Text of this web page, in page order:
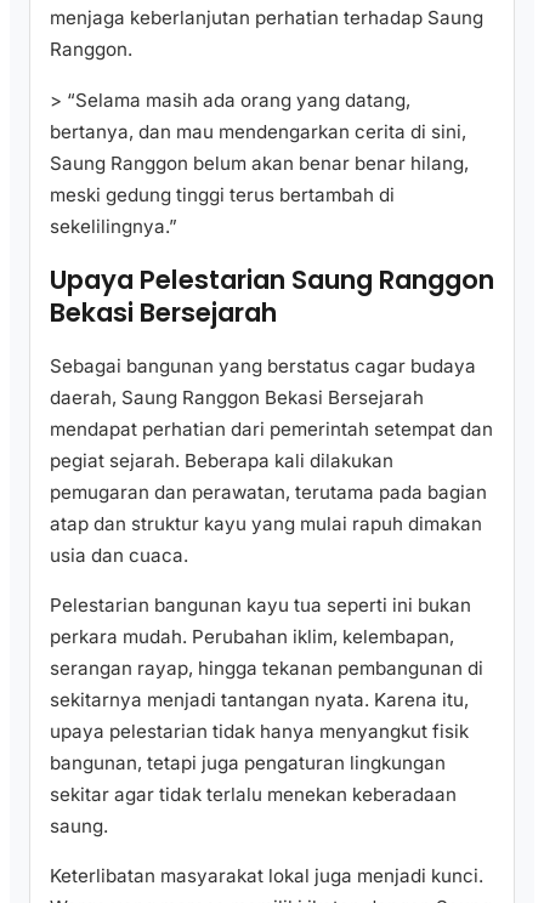
menjaga keberlanjutan perhatian terhadap Saung
Ranggon.
> “Selama masih ada orang yang datang,
bertanya, dan mau mendengarkan cerita di sini,
Saung Ranggon belum akan benar benar hilang,
meski gedung tinggi terus bertambah di
sekelilingnya.”
Upaya Pelestarian Saung Ranggon
Bekasi Bersejarah
Sebagai bangunan yang berstatus cagar budaya
daerah, Saung Ranggon Bekasi Bersejarah
mendapat perhatian dari pemerintah setempat dan
pegiat sejarah. Beberapa kali dilakukan
pemugaran dan perawatan, terutama pada bagian
atap dan struktur kayu yang mulai rapuh dimakan
usia dan cuaca.
Pelestarian bangunan kayu tua seperti ini bukan
perkara mudah. Perubahan iklim, kelembapan,
serangan rayap, hingga tekanan pembangunan di
sekitarnya menjadi tantangan nyata. Karena itu,
upaya pelestarian tidak hanya menyangkut fisik
bangunan, tetapi juga pengaturan lingkungan
sekitar agar tidak terlalu menekan keberadaan
saung.
Keterlibatan masyarakat lokal juga menjadi kunci.